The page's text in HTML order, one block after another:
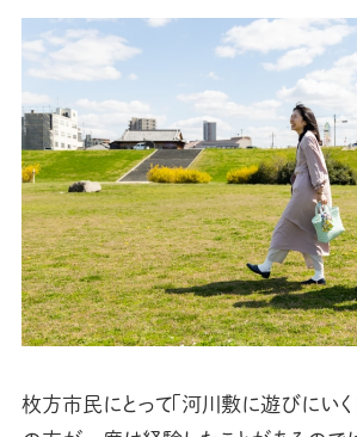
枚方市民にとって「河川敷に遊びにいく